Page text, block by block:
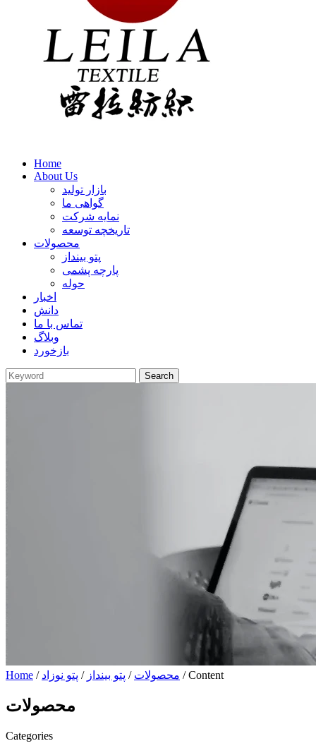
Home
About Us
بازار تولید
گواهی ما
نمایه شرکت
تاریخچه توسعه
محصولات
پتو بینداز
پارچه پشمی
حوله
اخبار
دانش
تماس با ما
وبلاگ
بازخورد
Home / محصولات / پتو بینداز / پتو نوزاد / Content
محصولات
Categories